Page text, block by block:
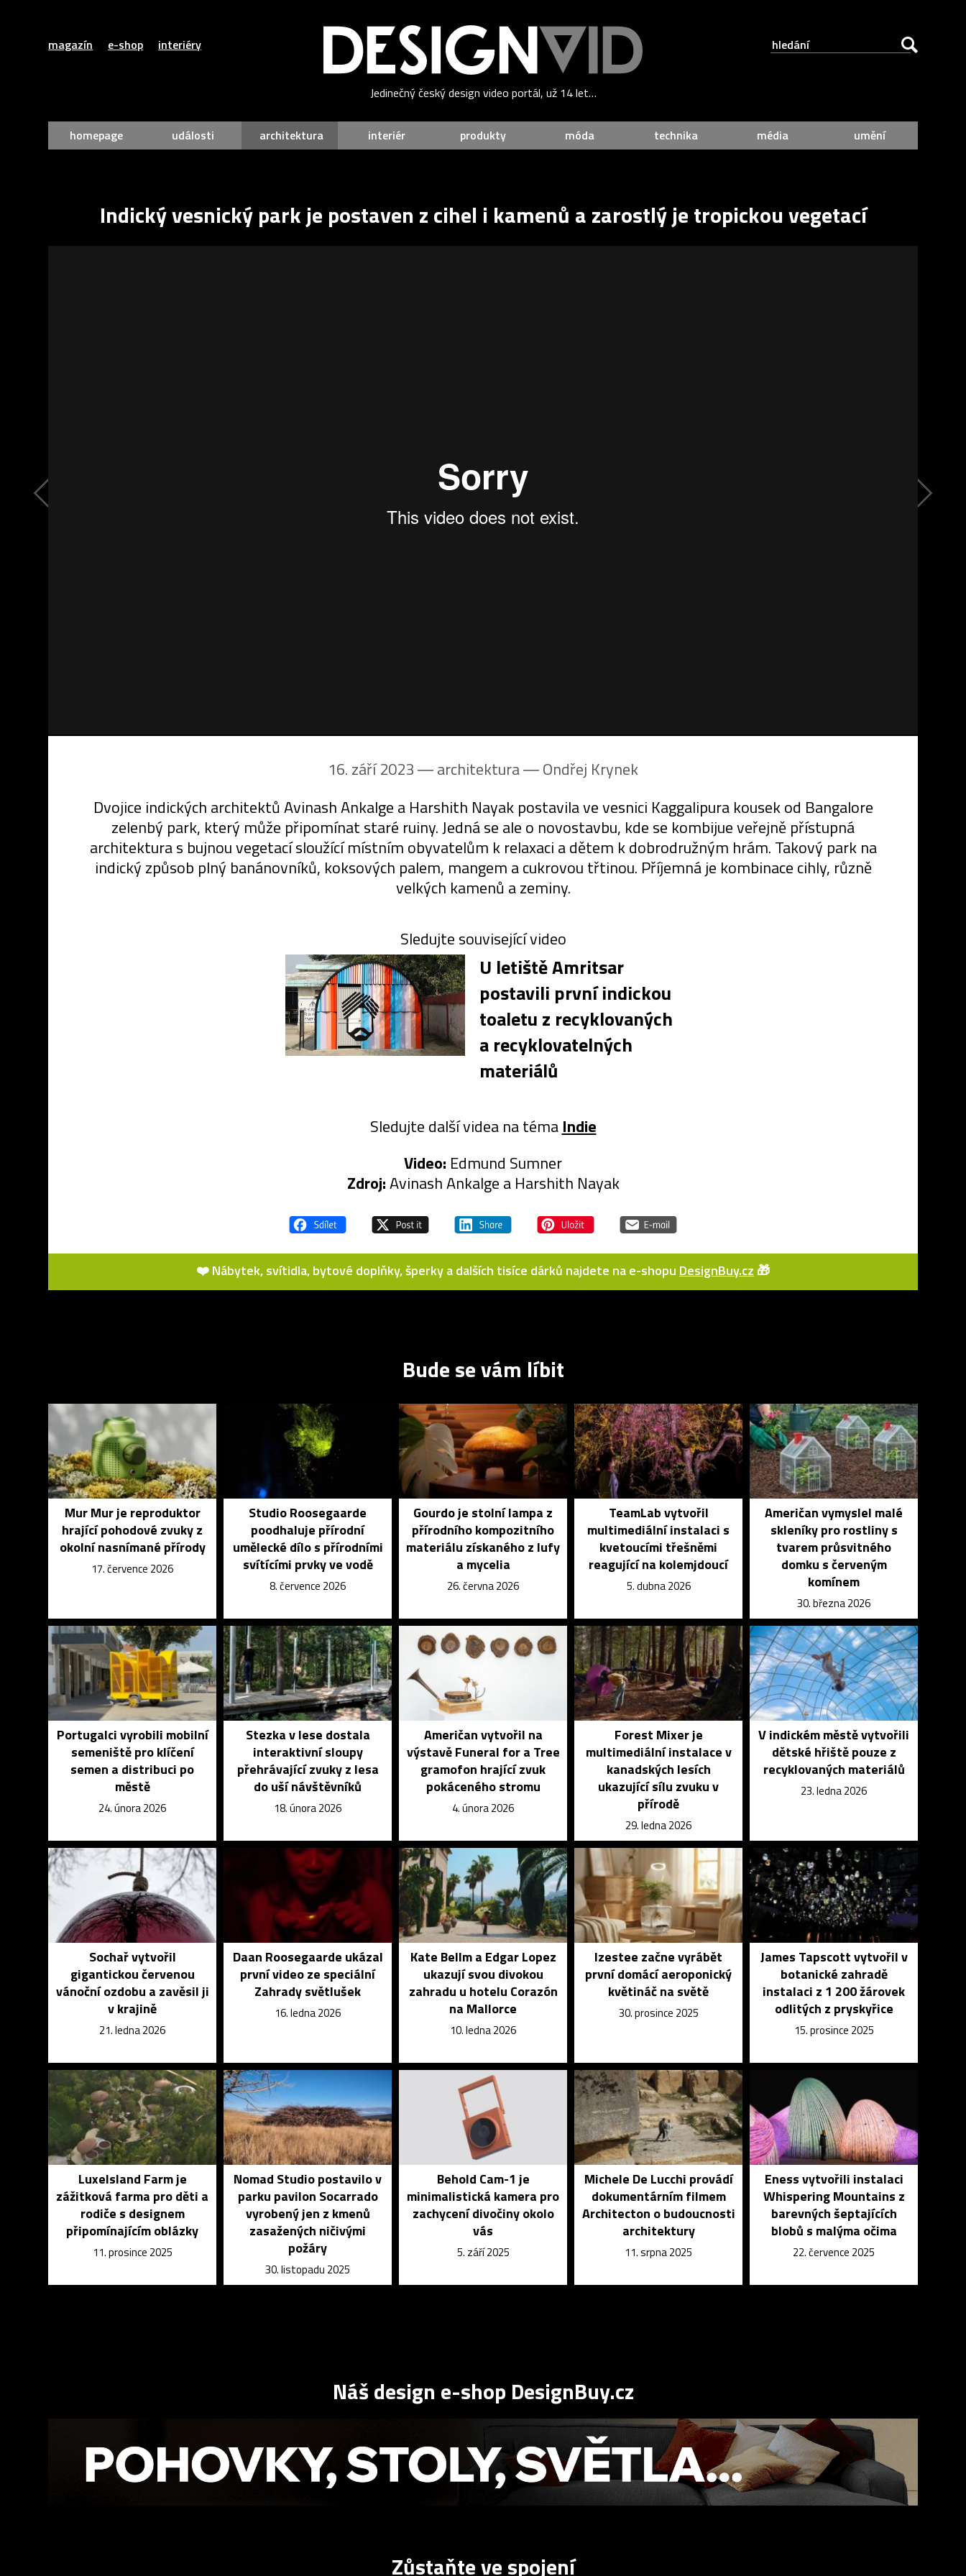
magazín e-shop interiéry
Jedinečný český design video portál, už 14 let…
homepage události architektura interiér produkty móda technika média umění
Indický vesnický park je postaven z cihel i kamenů a zarostlý je tropickou vegetací
16. září 2023 ― architektura ―Ondřej Krynek
Dvojice indických architektů Avinash Ankalge a Harshith Nayak postavila ve vesnici Kaggalipura kousek od Bangalore
zelenbý park, který může připomínat staré ruiny. Jedná se ale o novostavbu, kde se kombijue veřejně přístupná
architektura s bujnou vegetací sloužící místním obyvatelům k relaxaci a dětem k dobrodružným hrám. Takový park na
indický způsob plný banánovníků, koksových palem, mangem a cukrovou třtinou. Příjemná je kombinace cihly, různě
velkých kamenů a zeminy.
Sledujte související video
U letiště Amritsar
postavili první indickou
toaletu z recyklovaných
a recyklovatelných
materiálů
Sledujte další videa na téma Indie
Video: Edmund Sumner
Zdroj:Avinash Ankalge a Harshith Nayak
❤️ Nábytek, svítidla, bytové doplňky, šperky a dalších tisíce dárků najdete na e-shopu DesignBuy.cz 🎁
Bude se vám líbit
Mur Mur je reproduktor
hrající pohodové zvuky z
okolní nasnímané přírody
17. července 2026
Studio Roosegaarde
poodhaluje přírodní
umělecké dílo s přírodními
svítícími prvky ve vodě
8. července 2026
Gourdo je stolní lampa z
přírodního kompozitního
materiálu získaného z lufy
a mycelia
26. června 2026
TeamLab vytvořil
multimediální instalaci s
kvetoucími třešněmi
reagující na kolemjdoucí
5. dubna 2026
Američan vymyslel malé
skleníky pro rostliny s
tvarem průsvitného
domku s červeným
komínem
30. března 2026
Portugalci vyrobili mobilní
semeniště pro klíčení
semen a distribuci po
městě
24. února 2026
Stezka v lese dostala
interaktivní sloupy
přehrávající zvuky z lesa
do uší návštěvníků
18. února 2026
Američan vytvořil na
výstavě Funeral for a Tree
gramofon hrající zvuk
pokáceného stromu
4. února 2026
Forest Mixer je
multimediální instalace v
kanadských lesích
ukazující sílu zvuku v
přírodě
29. ledna 2026
V indickém městě vytvořili
dětské hřiště pouze z
recyklovaných materiálů
23. ledna 2026
Sochař vytvořil
gigantickou červenou
vánoční ozdobu a zavěsil ji
v krajině
21. ledna 2026
Daan Roosegaarde ukázal
první video ze speciální
Zahrady světlušek
16. ledna 2026
Kate Bellm a Edgar Lopez
ukazují svou divokou
zahradu u hotelu Corazón
na Mallorce
10. ledna 2026
Izestee začne vyrábět
první domácí aeroponický
květináč na světě
30. prosince 2025
James Tapscott vytvořil v
botanické zahradě
instalaci z 1 200 žárovek
odlitých z pryskyřice
15. prosince 2025
LuxeIsland Farm je
zážitková farma pro děti a
rodiče s designem
připomínajícím oblázky
11. prosince 2025
Nomad Studio postavilo v
parku pavilon Socarrado
vyrobený jen z kmenů
zasažených ničivými
požáry
30. listopadu 2025
Behold Cam-1 je
minimalistická kamera pro
zachycení divočiny okolo
vás
5. září 2025
Michele De Lucchi provádí
dokumentárním filmem
Architecton o budoucnosti
architektury
11. srpna 2025
Eness vytvořili instalaci
Whispering Mountains z
barevných šeptajících
blobů s malýma očima
22. července 2025
Náš design e-shop DesignBuy.cz
Zůstaňte ve spojení